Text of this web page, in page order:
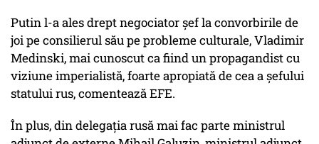
Putin l-a ales drept negociator şef la convorbirile de
joi pe consilierul său pe probleme culturale, Vladimir
Medinski, mai cunoscut ca fiind un propagandist cu
viziune imperialistă, foarte apropiată de cea a şefului
statului rus, comentează EFE.
În plus, din delegaţia rusă mai fac parte ministrul